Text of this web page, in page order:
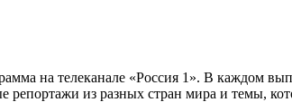
на телеканале «Россия 1». В каждом
из разных стран мира и темы,